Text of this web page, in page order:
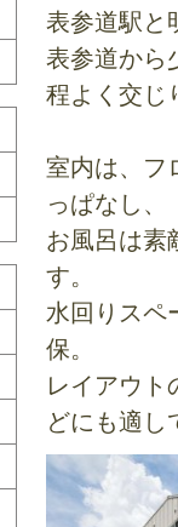
表参道駅と
表参道から
程よく交じ
室内は、フ
っぱなし、
お風呂は素
す。
水回りスペ
保。
レイアウト
どにも適し